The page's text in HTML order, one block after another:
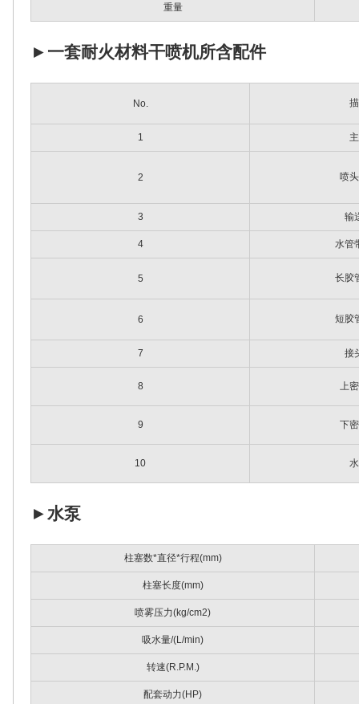
重量
► 一套耐火材料干喷机所含配件
No.
1
2 喷
3 输
4 水管
5 长胶
6 短胶
7 接
8 上
9 下
10
► 水泵
柱塞数*直径*行程(mm)
柱塞长度(mm)
喷雾压力(kg/cm2)
吸水量/(L/min)
转速(R.P.M.)
配套动力(HP)